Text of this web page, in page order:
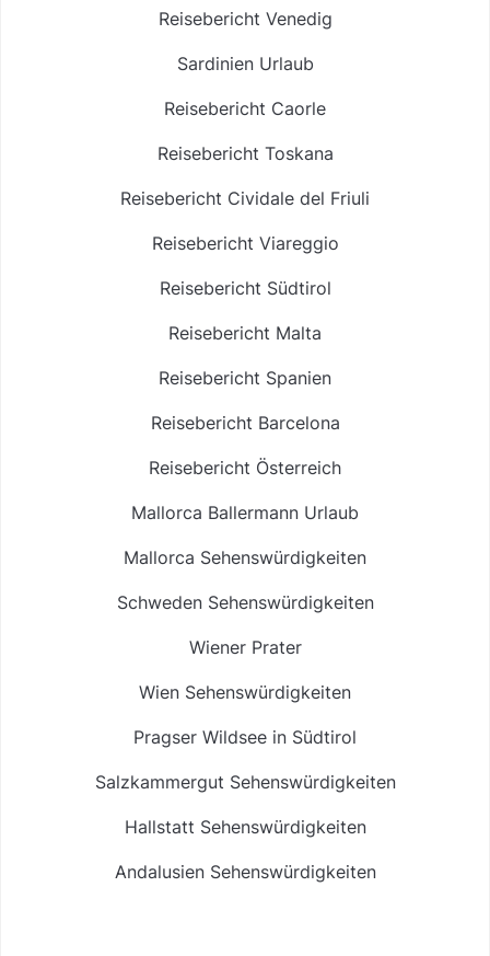
Reisebericht Venedig
Sardinien Urlaub
Reisebericht Caorle
Reisebericht Toskana
Reisebericht Cividale del Friuli
Reisebericht Viareggio
Reisebericht Südtirol
Reisebericht Malta
Reisebericht Spanien
Reisebericht Barcelona
Reisebericht Österreich
Mallorca Ballermann Urlaub
Mallorca Sehenswürdigkeiten
Schweden Sehenswürdigkeiten
Wiener Prater
Wien Sehenswürdigkeiten
Pragser Wildsee in Südtirol
Salzkammergut Sehenswürdigkeiten
Hallstatt Sehenswürdigkeiten
Andalusien Sehenswürdigkeiten